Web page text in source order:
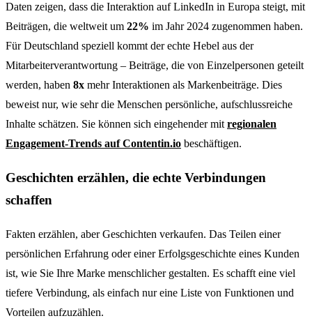
Daten zeigen, dass die Interaktion auf LinkedIn in Europa steigt, mit
Beiträgen, die weltweit um 22% im Jahr 2024 zugenommen haben.
Für Deutschland speziell kommt der echte Hebel aus der
Mitarbeiterverantwortung – Beiträge, die von Einzelpersonen geteilt
werden, haben 8x mehr Interaktionen als Markenbeiträge. Dies
beweist nur, wie sehr die Menschen persönliche, aufschlussreiche
Inhalte schätzen. Sie können sich eingehender mit regionalen
Engagement-Trends auf Contentin.io beschäftigen.
Geschichten erzählen, die echte Verbindungen
schaffen
Fakten erzählen, aber Geschichten verkaufen. Das Teilen einer
persönlichen Erfahrung oder einer Erfolgsgeschichte eines Kunden
ist, wie Sie Ihre Marke menschlicher gestalten. Es schafft eine viel
tiefere Verbindung, als einfach nur eine Liste von Funktionen und
Vorteilen aufzuzählen.